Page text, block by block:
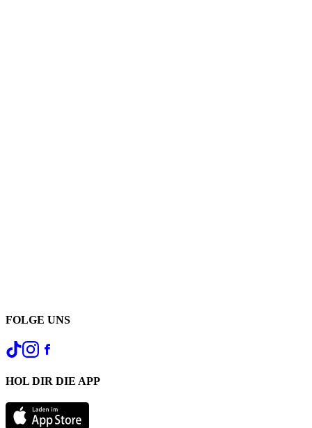
FOLGE UNS
HOL DIR DIE APP